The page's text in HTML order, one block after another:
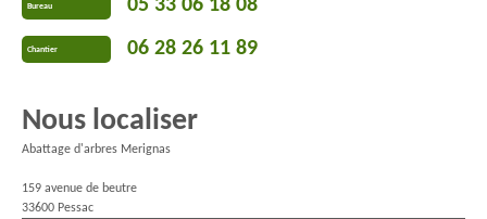
Bureau 05 33 06 18 08
Chantier 06 28 26 11 89
Nous localiser
Abattage d'arbres Merignas
159 avenue de beutre
33600 Pessac